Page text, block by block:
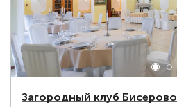
Загородный клуб Бисерово